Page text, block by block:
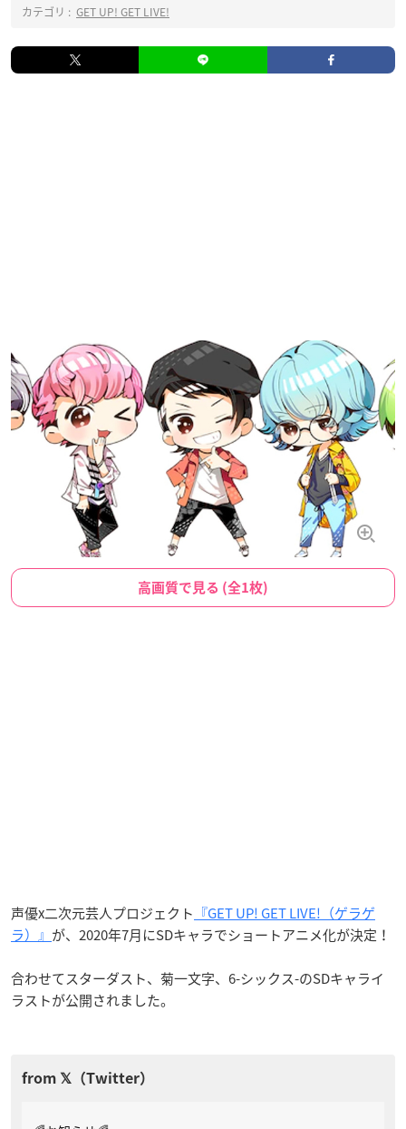
カテゴリ : GET UP! GET LIVE!
高画質で見る (全1枚)
声優x二次元芸人プロジェクト 『GET UP! GET LIVE!（ゲラゲ
ラ）』 が、2020年7月にSDキャラでショートアニメ化が決定！
合わせてスターダスト、菊一文字、6-シックス-のSDキャライ
ラストが公開されました。